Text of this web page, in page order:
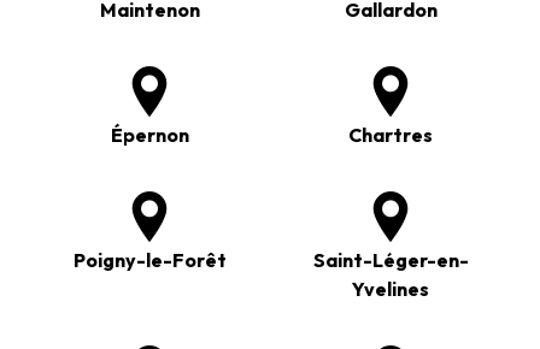
Maintenon Gallardon
Épernon Chartres
Poigny-le-Forêt
Saint-Léger-en-
Yvelines